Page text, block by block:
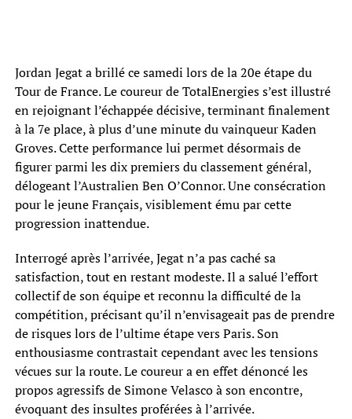
Jordan Jegat a brillé ce samedi lors de la 20e étape du
Tour de France. Le coureur de TotalEnergies s’est illustré
en rejoignant l’échappée décisive, terminant finalement
à la 7e place, à plus d’une minute du vainqueur Kaden
Groves. Cette performance lui permet désormais de
figurer parmi les dix premiers du classement général,
délogeant l’Australien Ben O’Connor. Une consécration
pour le jeune Français, visiblement ému par cette
progression inattendue.
Interrogé après l’arrivée, Jegat n’a pas caché sa
satisfaction, tout en restant modeste. Il a salué l’effort
collectif de son équipe et reconnu la difficulté de la
compétition, précisant qu’il n’envisageait pas de prendre
de risques lors de l’ultime étape vers Paris. Son
enthousiasme contrastait cependant avec les tensions
vécues sur la route. Le coureur a en effet dénoncé les
propos agressifs de Simone Velasco à son encontre,
évoquant des insultes proférées à l’arrivée.